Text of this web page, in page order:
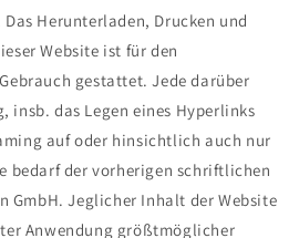
Herunterladen, Drucken und
Website ist für den
gestattet. Jede darüber
insb. das Legen eines Hyperlinks
auf oder hinsichtlich auch nur
bedarf der vorherigen schriftlichen
GmbH. Jeglicher Inhalt der Website
Anwendung größtmöglicher